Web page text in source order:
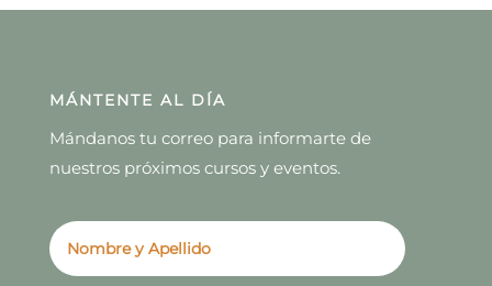
MÁNTENTE AL DÍA
Mándanos tu correo para informarte de
nuestros próximos cursos y eventos.